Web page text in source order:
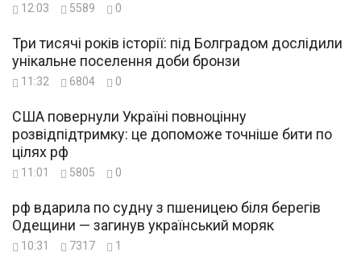
12:03 5589 0
Три тисячі років історії: під Болградом дослідили
унікальне поселення доби бронзи
11:32 6804 0
США повернули Україні повноцінну
розвідпідтримку: це допоможе точніше бити по
цілях рф
11:01 5805 0
рф вдарила по судну з пшеницею біля берегів
Одещини — загинув український моряк
10:31 7317 1